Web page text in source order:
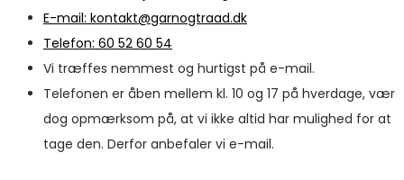
E-mail: kontakt@garnogtraad.dk
Telefon: 60 52 60 54
Vi træffes nemmest og hurtigst på e-mail.
Telefonen er åben mellem kl. 10 og 17 på hverdage, vær
dog opmærksom på, at vi ikke altid har mulighed for at
tage den. Derfor anbefaler vi e-mail.